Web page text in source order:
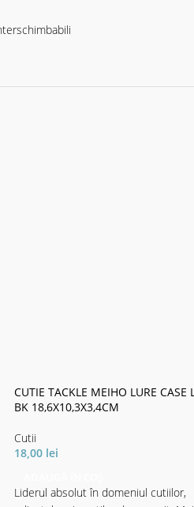
CUTIE TACKLE MEIHO LURE CASE
BK 18,6X10,3X3,4CM
Cutii
18,00 lei
Liderul absolut în domeniul cutiilor,